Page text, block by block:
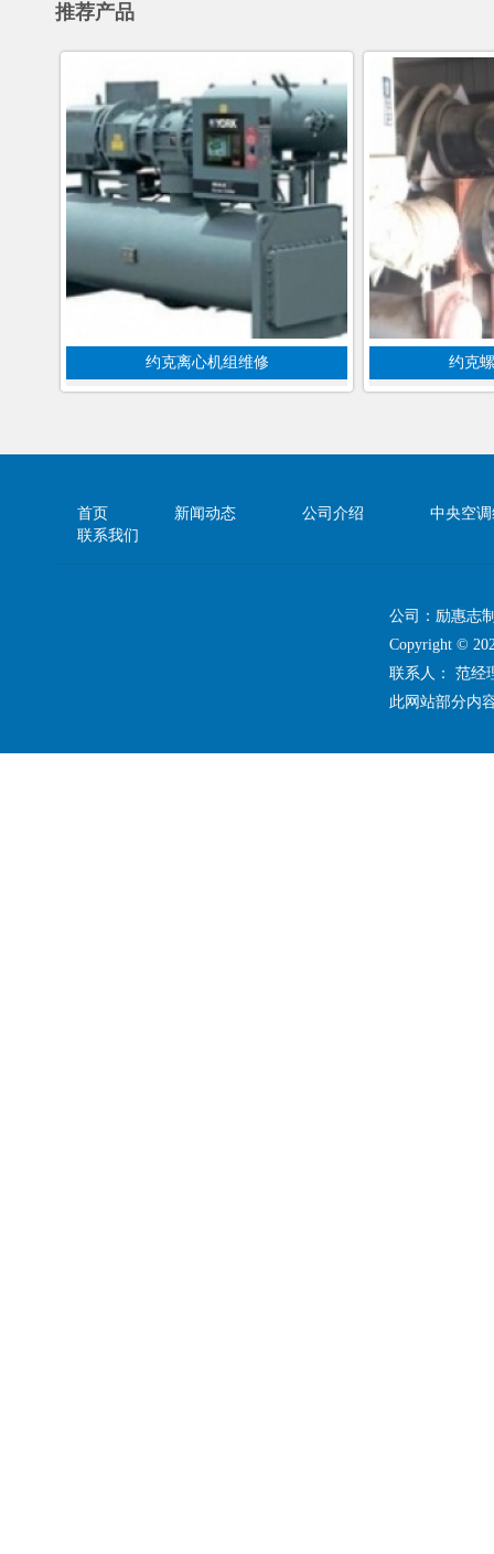
推荐产品
约克离心机组维修 约克
首页 新闻动态 公司介绍
中央空
联系我们
公司：励惠志
Copyright ©
联系人： 范
此网站部分内